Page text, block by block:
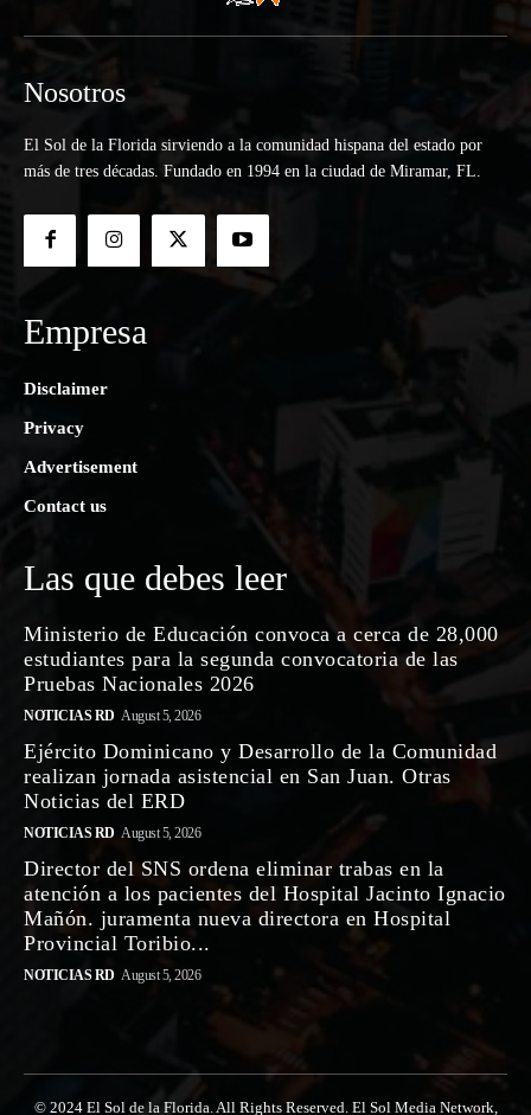
Nosotros
El Sol de la Florida sirviendo a la comunidad hispana del estado por
más de tres décadas. Fundado en 1994 en la ciudad de Miramar, FL.
Empresa
Disclaimer
Privacy
Advertisement
Contact us
Las que debes leer
Ministerio de Educación convoca a cerca de 28,000
estudiantes para la segunda convocatoria de las
Pruebas Nacionales 2026
NOTICIAS RD August 5, 2026
Ejército Dominicano y Desarrollo de la Comunidad
realizan jornada asistencial en San Juan. Otras
Noticias del ERD
NOTICIAS RD August 5, 2026
Director del SNS ordena eliminar trabas en la
atención a los pacientes del Hospital Jacinto Ignacio
Mañón. juramenta nueva directora en Hospital
Provincial Toribio...
NOTICIAS RD August 5, 2026
© 2024 El Sol de la Florida. All Rights Reserved. El Sol Media Network,